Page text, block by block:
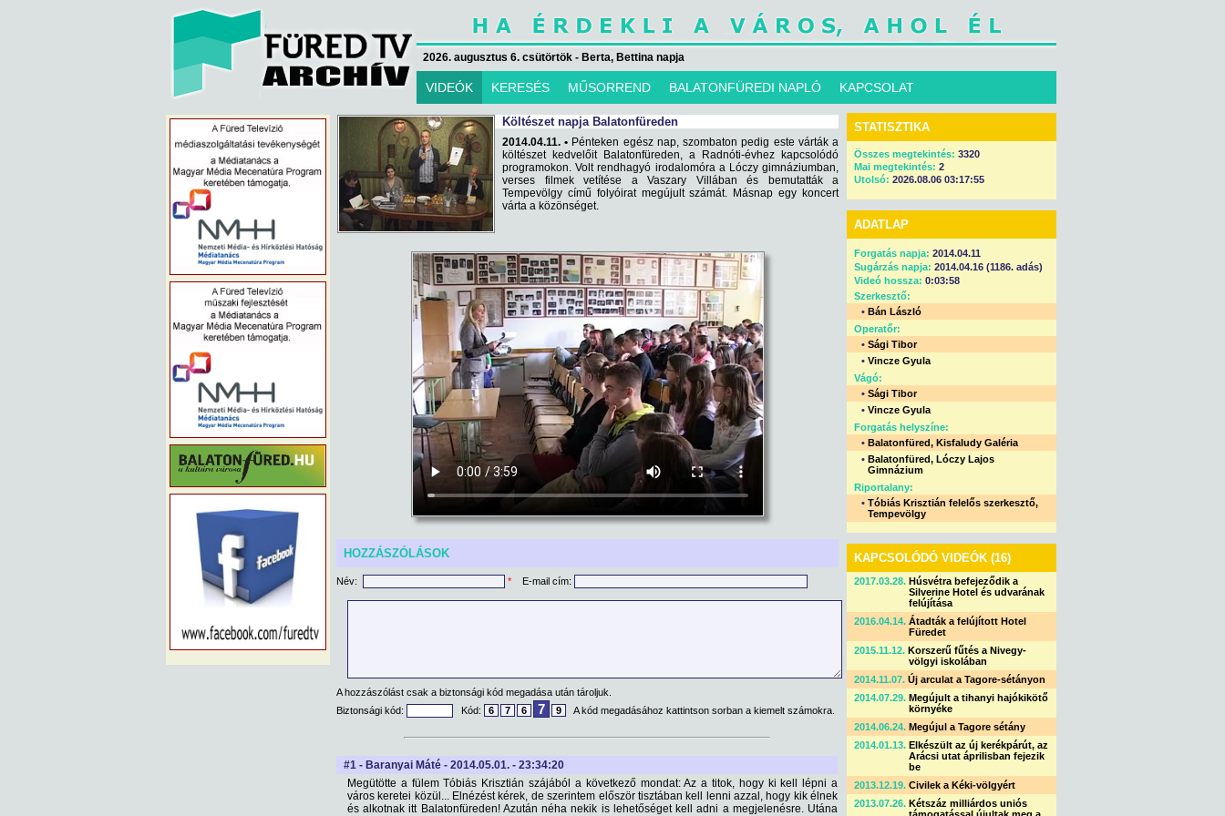
2026. augusztus 6. csütörtök - Berta, Bettina napja
VIDEÓK KERESÉS MŰSORREND BALATONFÜREDI NAPLÓ KAPCSOLAT
Költészet napja Balatonfüreden
2014.04.11. • Pénteken egész nap, szombaton pedig este várták a
költészet kedvelőit Balatonfüreden, a Radnóti-évhez kapcsolódó
programokon. Volt rendhagyó irodalomóra a Lóczy gimnáziumban,
verses filmek vetítése a Vaszary Villában és bemutatták a
Tempevölgy című folyóirat megújult számát. Másnap egy koncert
várta a közönséget.
HOZZÁSZÓLÁSOK
Név: * E-mail cím:
A hozzászólást csak a biztonsági kód megadása után tároljuk.
Biztonsági kód:
Kód: 6 7 6 7 9 A kód megadásához kattintson sorban a kiemelt számokra.
#1 - Baranyai Máté - 2014.05.01. - 23:34:20
Megütötte a fülem Tóbiás Krisztián szájából a következő mondat: Az a titok, hogy ki kell lépni a
város keretei közül... Elnézést kérek, de szerintem először tisztában kell lenni azzal, hogy kik élnek
és alkotnak itt Balatonfüreden! Azután néha nekik is lehetőséget kell adni a megjelenésre. Utána
STATISZTIKA
Összes megtekintés: 3320
Mai megtekintés: 2
Utolsó: 2026.08.06 03:17:55
ADATLAP
Forgatás napja: 2014.04.11
Sugárzás napja: 2014.04.16 (1186. adás)
Videó hossza: 0:03:58
Szerkesztő:
• Bán László
Operatőr:
• Sági Tibor
• Vincze Gyula
Vágó:
• Sági Tibor
• Vincze Gyula
Forgatás helyszíne:
• Balatonfüred, Kisfaludy Galéria
• Balatonfüred, Lóczy Lajos
Gimnázium
Riportalany:
• Tóbiás Krisztián felelős szerkesztő,
Tempevölgy
KAPCSOLÓDÓ VIDEÓK (16)
2017.03.28. Húsvétra befejeződik a
Silverine Hotel és udvarának
felújítása
2016.04.14. Átadták a felújított Hotel
Füredet
2015.11.12. Korszerű fűtés a Nivegy-
völgyi iskolában
2014.11.07. Új arculat a Tagore-sétányon
2014.07.29. Megújult a tihanyi hajókikötő
környéke
2014.06.24. Megújul a Tagore sétány
2014.01.13. Elkészült az új kerékpárút, az
Arácsi utat áprilisban fejezik
be
2013.12.19. Civilek a Kéki-völgyért
2013.07.26. Kétszáz milliárdos uniós